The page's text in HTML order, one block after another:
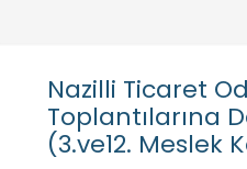
Nazilli Ticaret
Toplantılarına
(3.ve12. Meslek